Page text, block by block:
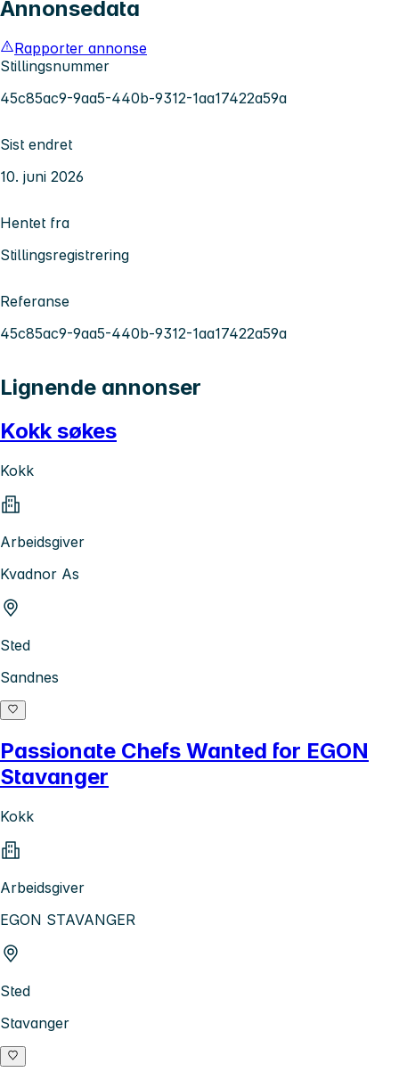
Annonsedata
Rapporter annonse
Stillingsnummer
45c85ac9-9aa5-440b-9312-1aa17422a59a
Sist endret
10. juni 2026
Hentet fra
Stillingsregistrering
Referanse
45c85ac9-9aa5-440b-9312-1aa17422a59a
Lignende annonser
Kokk søkes
Kokk
Arbeidsgiver
Kvadnor As
Sted
Sandnes
Passionate Chefs Wanted for EGON
Stavanger
Kokk
Arbeidsgiver
EGON STAVANGER
Sted
Stavanger